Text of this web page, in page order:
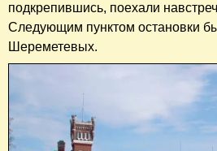
подкрепившись, поехали
Следующим пунктом остановки
Шереметевых.